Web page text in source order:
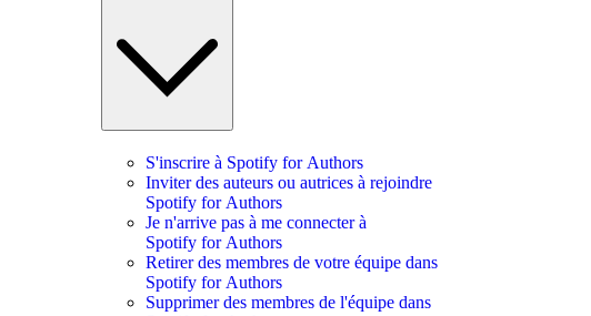
S'inscrire à Spotify for Authors
Inviter des auteurs ou autrices à rejoindre
Spotify for Authors
Je n'arrive pas à me connecter à
Spotify for Authors
Retirer des membres de votre équipe dans
Spotify for Authors
Supprimer des membres de l'équipe dans